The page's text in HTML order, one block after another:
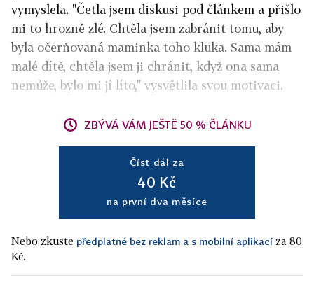
vymyslela. "Četla jsem diskusi pod článkem a přišlo
mi to hrozně zlé. Chtěla jsem zabránit tomu, aby
byla očerňovaná maminka toho kluka. Sama mám
malé dítě, chtěla jsem ji chránit, když ona sama
nemůže, bylo mi jí líto," vysvětlila svou motivaci.
ZBÝVÁ VÁM JEŠTĚ 50 % ČLÁNKU
Číst dál za
40 Kč
na první dva měsíce
Nebo zkuste předplatné bez reklam a s mobilní aplikací za 80
Kč.